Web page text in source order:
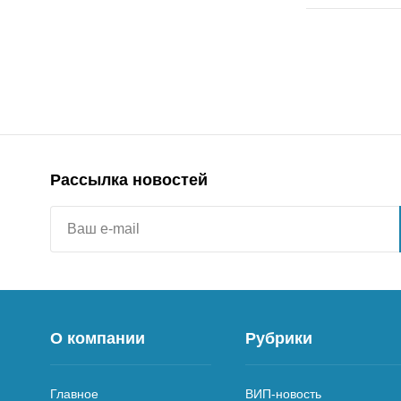
Рассылка новостей
О компании
Главное
Рубрики
ВИП-новость